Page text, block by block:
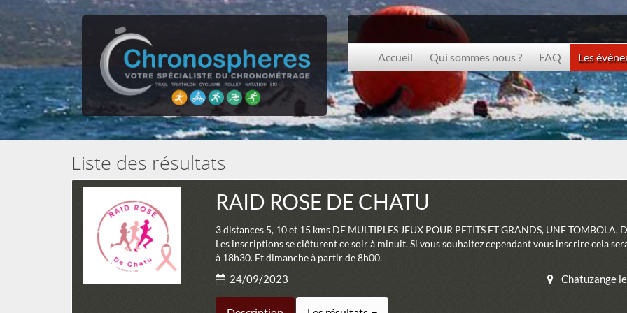
Accueil Qui sommes nous ? FAQ Les
Liste des résultats
RAID ROSE DE CHATU
3 distances 5, 10 et 15 kms DE MULTIPLES JEUX POUR PETITS ET GRANDS, UNE TOMBOLA,
Les inscriptions se clôturent ce soir à minuit. Si vous souhaitez cependant vous inscrire cela
à 18h30. Et dimanche à partir de 8h00.
24/09/2023 Chatuzange